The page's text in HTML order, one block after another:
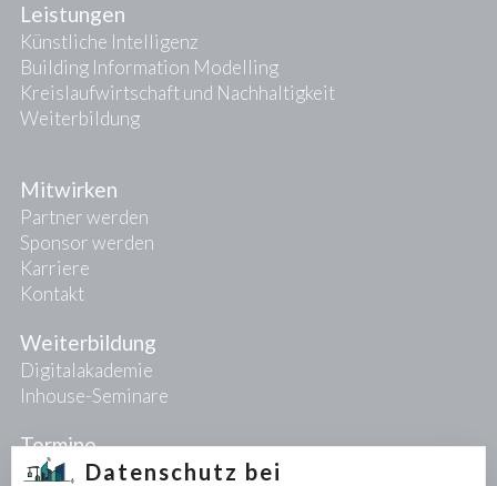
Leistungen
Künstliche Intelligenz
Building Information Modelling
Kreislaufwirtschaft und Nachhaltigkeit
Weiterbildung
Mitwirken
Partner werden
Sponsor werden
Karriere
Kontakt
Weiterbildung
Digitalakademie
Inhouse-Seminare
Termine
Datenschutz bei